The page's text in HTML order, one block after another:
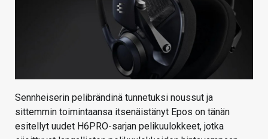
Sennheiserin pelibrändinä tunnetuksi noussut ja
sittemmin toimintaansa itsenäistänyt Epos on tänän
esitellyt uudet H6PRO-sarjan pelikuulokkeet, jotka